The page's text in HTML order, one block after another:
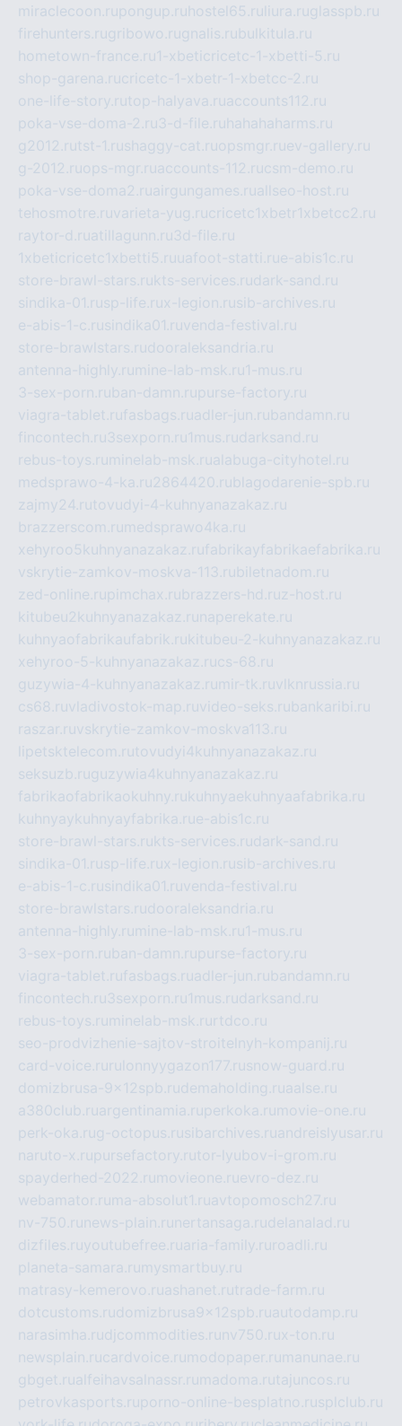
miraclecoon.rupongup.ru hostel65.ru liura.ruglasspb.ru
firehunters.rugribowo.rugnalis.rubulkitula.ru
hometown-france.ru1-xbeticricetc-1-xbetti-5.ru
shop-garena.rucricetc-1-xbetr-1-xbetcc-2.ru
one-life-story.rutop-halyava.ruaccounts112.ru
poka-vse-doma-2.ru3-d-file.ru hahahaharms.ru
g2012.rutst-1.rushaggy-cat.ruopsmgr.ruev-gallery.ru
g-2012.ruops-mgr.ruaccounts-112.rucsm-demo.ru
poka-vse-doma2.ruairgungames.ruallseo-host.ru
tehosmotre.ruvarieta-yug.rucricetc1xbetr1xbetcc2.ru
raytor-d.ruatillagunn.ru3d-file.ru
1xbeticricetc1xbetti5.ruuafoot-statti.rue-abis1c.ru
store-brawl-stars.rukts-services.rudark-sand.ru
sindika-01.rusp-life.rux-legion.rusib-archives.ru
e-abis-1-c.rusindika01.ruvenda-festival.ru
store-brawlstars.rudooraleksandria.ru
antenna-highly.ru mine-lab-msk.ru1-mus.ru
3-sex-porn.ruban-damn.rupurse-factory.ru
viagra-tablet.rufasbags.ruadler-jun.rubandamn.ru
fincontech.ru3sexporn.ru1mus.rudarksand.ru
rebus-toys.ru minelab-msk.rualabuga-cityhotel.ru
medsprawo-4-ka.ru2864420.rublagodarenie-spb.ru
zajmy24.rutovudyi-4-kuhnyanazakaz.ru
brazzerscom.ru medsprawo4ka.ru
xehyroo5kuhnyanazakaz.rufabrikayfabrikaefabrika.ru
vskrytie-zamkov-moskva-113.rubiletnadom.ru
zed-online.rupimchax.rubrazzers-hd.ruz-host.ru
kitubeu2kuhnyanazakaz.ru naperekate.ru
kuhnyaofabrikaufabrik.rukitubeu-2-kuhnyanazakaz.ru
xehyroo-5-kuhnyanazakaz.rucs-68.ru
guzywia-4-kuhnyanazakaz.ru mir-tk.ruvlknrussia.ru
cs68.ruvladivostok-map.ruvideo-seks.rubankaribi.ru
raszar.ruvskrytie-zamkov-moskva113.ru
lipetsktelecom.rutovudyi4kuhnyanazakaz.ru
seksuzb.ruguzywia4kuhnyanazakaz.ru
fabrikaofabrikaokuhny.rukuhnyaekuhnyaafabrika.ru
kuhnyaykuhnyayfabrika.rue-abis1c.ru
store-brawl-stars.rukts-services.rudark-sand.ru
sindika-01.rusp-life.rux-legion.rusib-archives.ru
e-abis-1-c.rusindika01.ruvenda-festival.ru
store-brawlstars.rudooraleksandria.ru
antenna-highly.ru mine-lab-msk.ru1-mus.ru
3-sex-porn.ruban-damn.rupurse-factory.ru
viagra-tablet.rufasbags.ruadler-jun.rubandamn.ru
fincontech.ru3sexporn.ru1mus.rudarksand.ru
rebus-toys.ru minelab-msk.ru rtdco.ru
seo-prodvizhenie-sajtov-stroitelnyh-kompanij.ru
card-voice.ru rulonnyygazon177.rusnow-guard.ru
domizbrusa-9x12spb.rudemaholding.ruaalse.ru
a380club.ruargentinamia.ruperkoka.ru movie-one.ru
perk-oka.rug-octopus.rusibarchives.ruandreislyusar.ru
naruto-x.rupursefactory.rutor-lyubov-i-grom.ru
spayderhed-2022.ru movieone.ruevro-dez.ru
webamator.ru ma-absolut1.ruavtopomosch27.ru
nv-750.ru news-plain.ru nertansaga.rudelanalad.ru
dizfiles.ruyoutubefree.ruaria-family.ru roadli.ru
planeta-samara.ru mysmartbuy.ru
matrasy-kemerovo.ruashanet.rutrade-farm.ru
dotcustoms.rudomizbrusa9x12spb.ruautodamp.ru
narasimha.rudjcommodities.ru nv750.rux-ton.ru
newsplain.rucardvoice.ru modopaper.ru manunae.ru
gbget.rualfeihavsalnassr.ru madoma.rutajuncos.ru
petrovkasports.ruporno-online-besplatno.rusplclub.ru